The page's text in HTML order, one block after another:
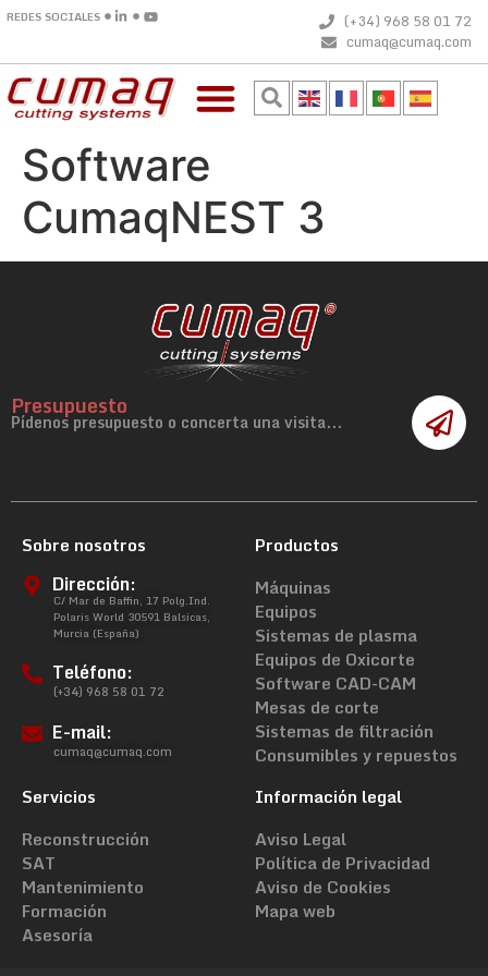
REDES SOCIALES
(+34) 968 58 01 72
cumaq@cumaq.com
Software
CumaqNEST 3
Presupuesto
Pídenos presupuesto o concerta una visita...
Sobre nosotros
Dirección:
C/ Mar de Baffin, 17 Polg.Ind.
Polaris World 30591 Balsicas,
Murcia (España)
Teléfono:
(+34) 968 58 01 72
E-mail:
cumaq@cumaq.com
Productos
Máquinas
Equipos
Sistemas de plasma
Equipos de Oxicorte
Software CAD-CAM
Mesas de corte
Sistemas de filtración
Consumibles y repuestos
Servicios
Reconstrucción
SAT
Mantenimiento
Formación
Asesoría
Información legal
Aviso Legal
Política de Privacidad
Aviso de Cookies
Mapa web